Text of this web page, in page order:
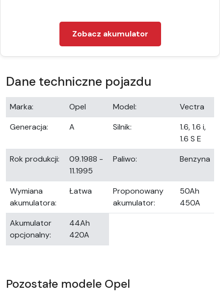
Zobacz akumulator
Dane techniczne pojazdu
Marka: Opel Model:
Vectra
Generacja:
A Silnik:
1.6, 1.6 i,
1.6 S E
Rok produkcji:
09.1988 -
11.1995
Paliwo: Benzyna
Wymiana
akumulatora:
Łatwa
Proponowany
akumulator:
50Ah
450A
Akumulator
opcjonalny:
44Ah
420A
Pozostałe modele Opel